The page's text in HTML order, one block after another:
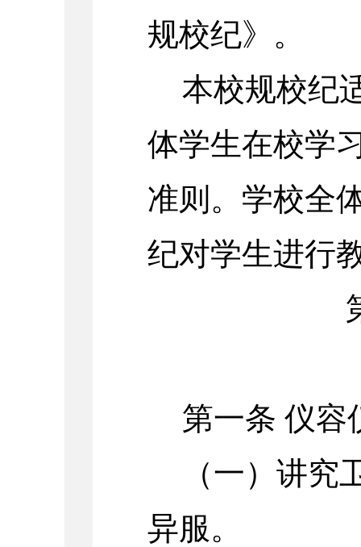
规校纪》。
本校规校纪
体学生在校学
准则。学校全
纪对学生进行
第一条 仪容
（一）讲
异服。